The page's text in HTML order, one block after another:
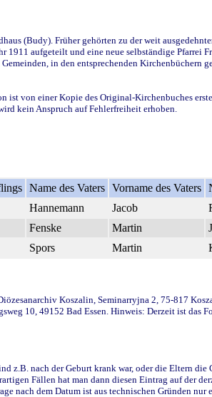
(Budy). Früher gehörten zu der weit
aufgeteilt und eine neue selbständige Pfarrei
in den entsprechenden Kirchenbüchern
von einer Kopie des Original-Kirchenbuches
kein Anspruch auf Fehlerfreiheit erhoben.
Name des Vaters Vorname des Vaters
Hannemann Jacob
Fenske Martin
Spors Martin
Koszalin, Seminarryjna 2, 75-817
10, 49152 Bad Essen. Hinweis: Derzeit ist das
z.B. nach der Geburt krank war, oder die Eltern
Fällen hat man dann diesen Eintrag auf der
nach dem Datum ist aus technischen Gründen